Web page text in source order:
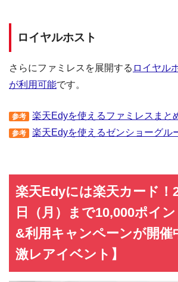
ロイヤルホスト
さらにファミレスを展開する ロイヤル
が利用可能です。
参考 楽天Edyを使えるファミレスまと
参考 楽天Edyを使えるゼンショーグル
楽天Edyには楽天カード！
日（月）まで10,000ポイ
&利用キャンペーンが開催
激レアイベント】